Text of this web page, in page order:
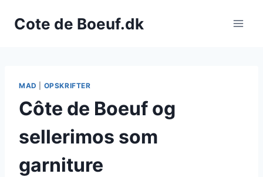
Cote de Boeuf.dk
MAD OPSKRIFTER
Côte de Boeuf og
sellerimos som
garniture